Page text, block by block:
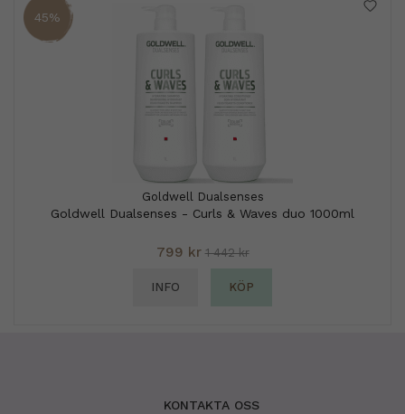
45%
Goldwell Dualsenses
Goldwell Dualsenses - Curls & Waves duo 1000ml
799 kr 1 442 kr
INFO KÖP
KONTAKTA OSS